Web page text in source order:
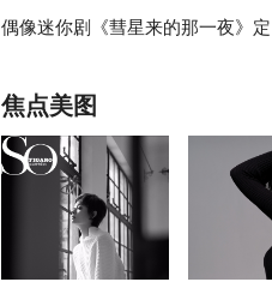
主演为爱而来
偶像迷你剧《彗星来的那一夜》定
焦点美图